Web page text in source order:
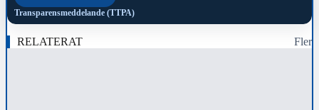
Transparensmeddelande (TTPA)
RELATERAT Fler